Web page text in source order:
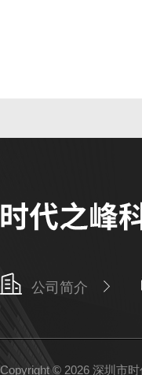
公司简介
Copyright © 2026 深圳市